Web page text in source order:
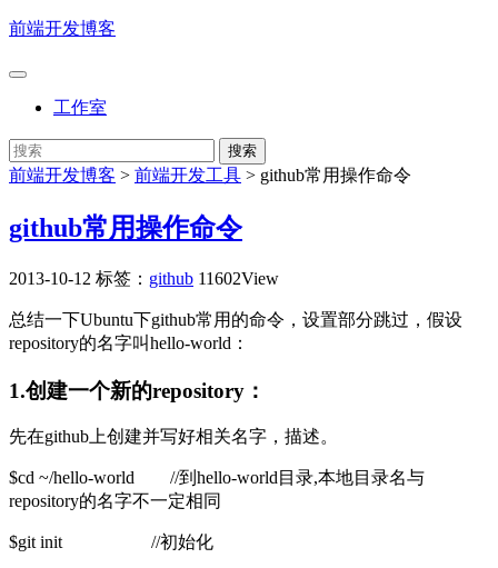
前端开发博客
工作室
前端开发博客 > 前端开发工具 > github常用操作命令
github常用操作命令
2013-10-12 标签： github 11602View
总结一下Ubuntu下github常用的命令，设置部分跳过，假设
repository的名字叫hello-world：
1.创建一个新的repository：
先在github上创建并写好相关名字，描述。
$cd ~/hello-world //到hello-world目录,本地目录名与
repository的名字不一定相同
$git init //初始化